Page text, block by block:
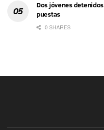
Dos jóvenes
puestas
0 SHARES